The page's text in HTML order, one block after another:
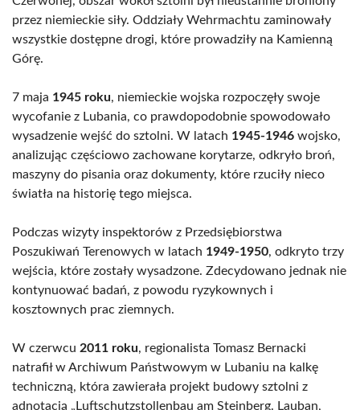
przez niemieckie siły. Oddziały Wehrmachtu zaminowały
wszystkie dostępne drogi, które prowadziły na Kamienną
Górę.
7 maja 1945 roku, niemieckie wojska rozpoczęły swoje
wycofanie z Lubania, co prawdopodobnie spowodowało
wysadzenie wejść do sztolni. W latach 1945-1946 wojsko,
analizując częściowo zachowane korytarze, odkryło broń,
maszyny do pisania oraz dokumenty, które rzuciły nieco
światła na historię tego miejsca.
Podczas wizyty inspektorów z Przedsiębiorstwa
Poszukiwań Terenowych w latach 1949-1950, odkryto trzy
wejścia, które zostały wysadzone. Zdecydowano jednak nie
kontynuować badań, z powodu ryzykownych i
kosztownych prac ziemnych.
W czerwcu 2011 roku, regionalista Tomasz Bernacki
natrafił w Archiwum Państwowym w Lubaniu na kalkę
techniczną, która zawierała projekt budowy sztolni z
adnotacją „Luftschutzstollenbau am Steinberg. Lauban,